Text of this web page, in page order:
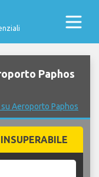
Paphos
Aeroporto Paphos